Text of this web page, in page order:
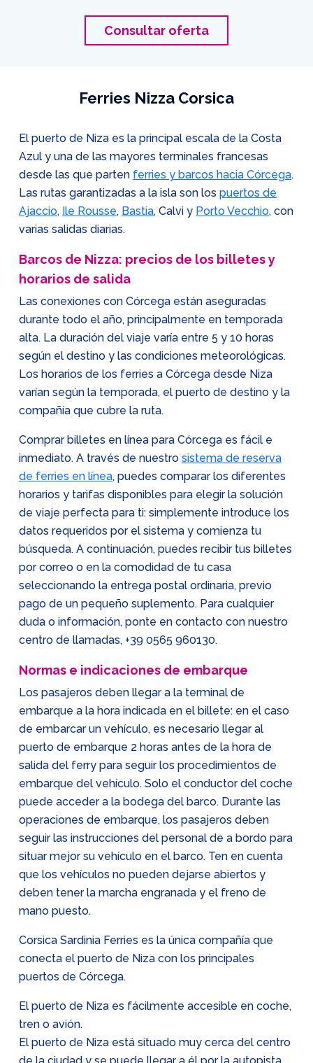
Consultar oferta
Ferries Nizza Corsica
El puerto de Niza es la principal escala de la Costa
Azul y una de las mayores terminales francesas
desde las que parten ferries y barcos hacia Córcega.
Las rutas garantizadas a la isla son los puertos de
Ajaccio, Ile Rousse, Bastia, Calvi y Porto Vecchio, con
varias salidas diarias.
Barcos de Nizza: precios de los billetes y
horarios de salida
Las conexiones con Córcega están aseguradas
durante todo el año, principalmente en temporada
alta. La duración del viaje varía entre 5 y 10 horas
según el destino y las condiciones meteorológicas.
Los horarios de los ferries a Córcega desde Niza
varían según la temporada, el puerto de destino y la
compañía que cubre la ruta.
Comprar billetes en línea para Córcega es fácil e
inmediato. A través de nuestro sistema de reserva
de ferries en línea, puedes comparar los diferentes
horarios y tarifas disponibles para elegir la solución
de viaje perfecta para ti: simplemente introduce los
datos requeridos por el sistema y comienza tu
búsqueda. A continuación, puedes recibir tus billetes
por correo o en la comodidad de tu casa
seleccionando la entrega postal ordinaria, previo
pago de un pequeño suplemento. Para cualquier
duda o información, ponte en contacto con nuestro
centro de llamadas, +39 0565 960130.
Normas e indicaciones de embarque
Los pasajeros deben llegar a la terminal de
embarque a la hora indicada en el billete: en el caso
de embarcar un vehículo, es necesario llegar al
puerto de embarque 2 horas antes de la hora de
salida del ferry para seguir los procedimientos de
embarque del vehículo. Solo el conductor del coche
puede acceder a la bodega del barco. Durante las
operaciones de embarque, los pasajeros deben
seguir las instrucciones del personal de a bordo para
situar mejor su vehículo en el barco. Ten en cuenta
que los vehículos no pueden dejarse abiertos y
deben tener la marcha engranada y el freno de
mano puesto.
Corsica Sardinia Ferries es la única compañía que
conecta el puerto de Niza con los principales
puertos de Córcega.
El puerto de Niza es fácilmente accesible en coche,
tren o avión.
El puerto de Niza está situado muy cerca del centro